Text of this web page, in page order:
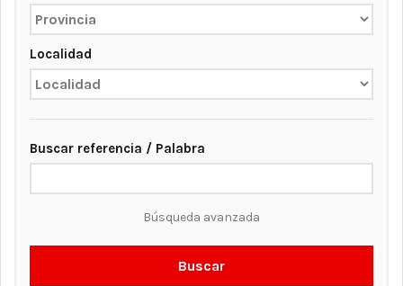
Localidad
Buscar referencia / Palabra
Búsqueda avanzada
Buscar